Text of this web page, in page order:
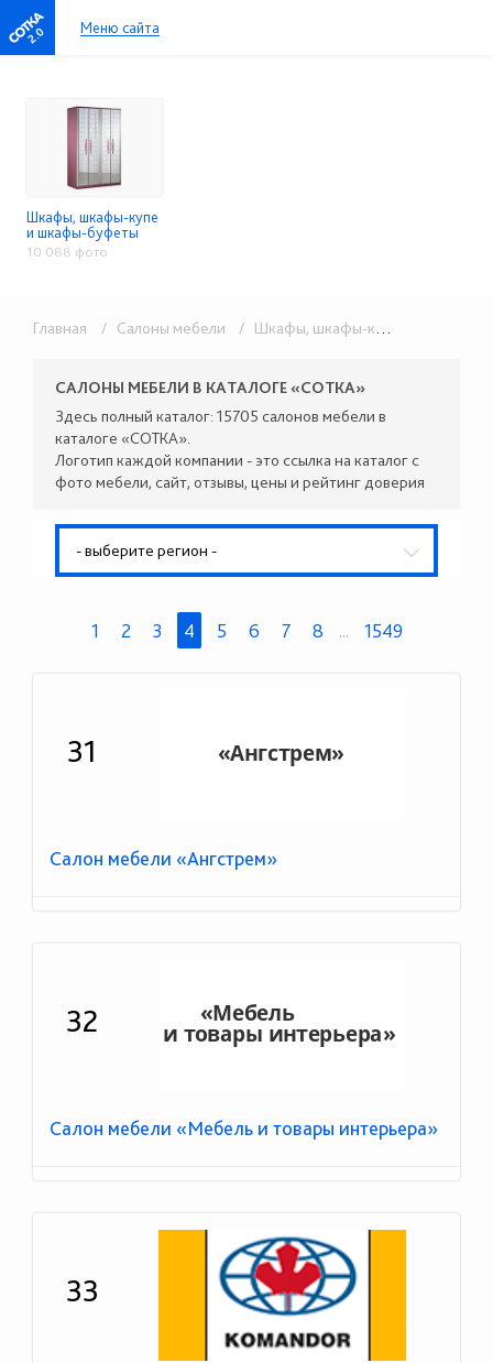
2.0 Меню сайта
Шкафы, шкафы-купе
и шкафы-буфеты
10 088 фото
Главная / Салоны мебели / Шкафы, шкафы-купе и шкафы-буфеты
САЛОНЫ МЕБЕЛИ В КАТАЛОГЕ «СОТКА»
Здесь полный каталог: 15705 салонов мебели в
каталоге «СОТКА».
Логотип каждой компании - это ссылка на каталог с
фото мебели, сайт, отзывы, цены и рейтинг доверия
- выберите регион -
1 2 3 4 5 6 7 8 ... 1549
31
Салон мебели «Ангстрем»
32
Салон мебели «Мебель и товары интерьера»
33